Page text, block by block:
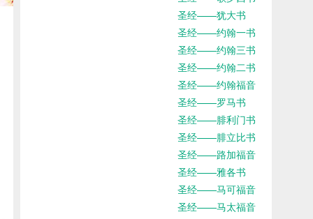
圣经——犹大书
圣经——约翰一书
圣经——约翰三书
圣经——约翰二书
圣经——约翰福音
圣经——罗马书
圣经——腓利门书
圣经——腓立比书
圣经——路加福音
圣经——雅各书
圣经——马可福音
圣经——马太福音